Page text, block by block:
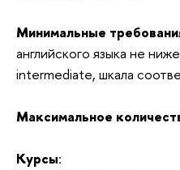
Минимальные
английского языка не
intermediate, шкала
Максимальное
Курсы: